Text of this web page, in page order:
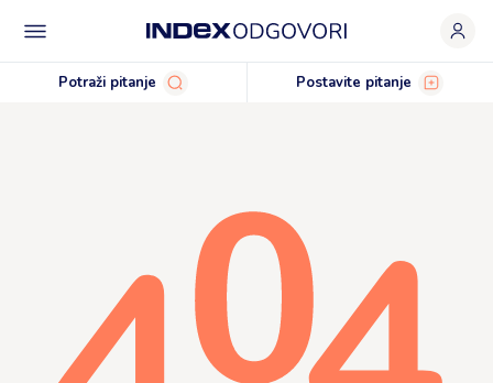
Potraži pitanje Postavite pitanje